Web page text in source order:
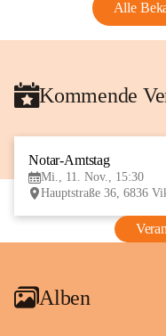
Alle
Kommende
Notar-Amtstag
Mi., 11. Nov., 15:30
Hauptstraße 36, 6836
Alben